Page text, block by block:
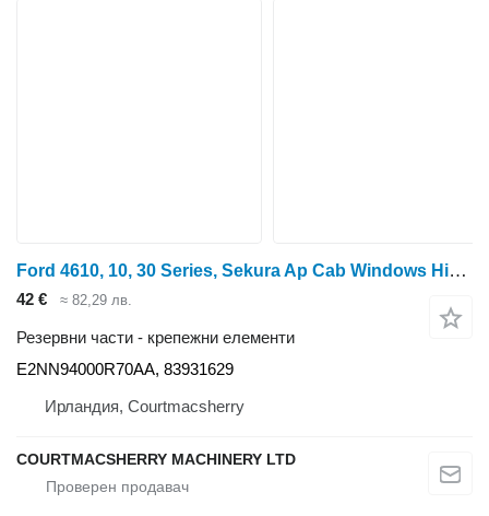
Ford 4610, 10, 30 Series, Sekura Ap Cab Windows Hinge Kit E2nn94000r7 E2NN94000R70AA за колесен трактор
42 € ≈ 82,29 лв.
Резервни части - крепежни елементи
E2NN94000R70AA, 83931629
Ирландия, Courtmacsherry
COURTMACSHERRY MACHINERY LTD